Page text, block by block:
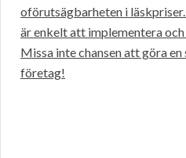
oförutsägbarheten i
är enkelt att implementera
Missa inte chansen att göra
företag!